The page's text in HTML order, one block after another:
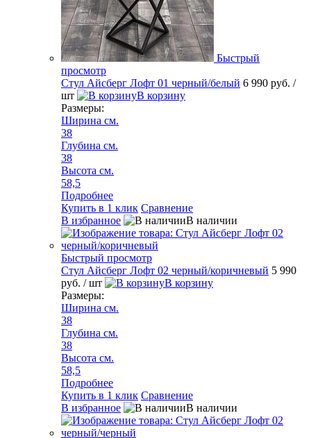
Быстрый
просмотр
Стул Айсберг Лофт 01 черный/белый 6 990 руб. /
шт
В корзину
Размеры:
Ширина см.
38
Глубина см.
38
Высота см.
58,5
Подробнее
Купить в 1 клик Сравнение
В избранное
В наличии
Быстрый просмотр
Стул Айсберг Лофт 02 черный/коричневый 5 990
руб. / шт
В корзину
Размеры:
Ширина см.
38
Глубина см.
38
Высота см.
58,5
Подробнее
Купить в 1 клик Сравнение
В избранное
В наличии